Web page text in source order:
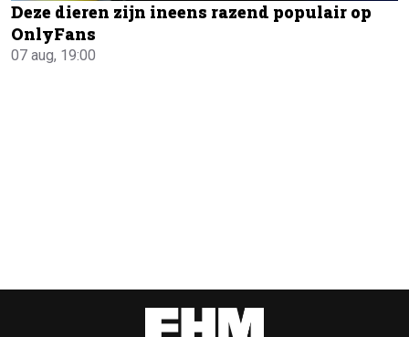
Deze dieren zijn ineens razend populair op
OnlyFans
07 aug, 19:00